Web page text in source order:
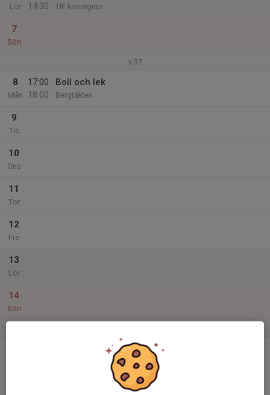
Lör
14:30
TIF konstgräs
7
Sön
v.37
8
Mån
17:00
18:00
Boll och lek
Bergtäkten
9
Tis
10
Ons
11
Tor
12
Fre
13
Lör
14
Sön